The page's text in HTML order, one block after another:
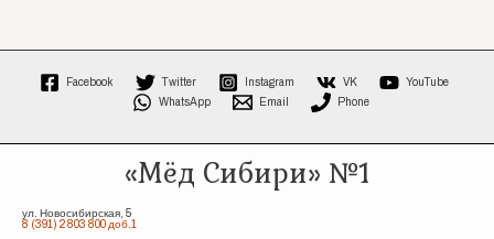
Facebook Twitter Instagram VK
YouTube
WhatsApp
Email Phone
«Мёд Сибири» №1
ул. Новосибирская, 5
8 (391) 2 803 800 доб.1